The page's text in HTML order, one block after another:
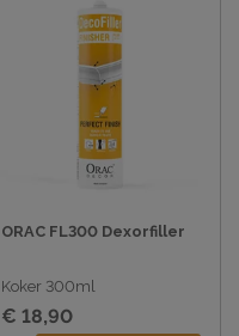
ORAC FL300 Dexorfiller
Koker 300ml
€ 18,90